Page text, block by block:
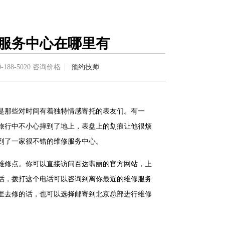
务中心在哪里有
188-5020咨询价格 预约技师
些对时间有着独特情感寄托的表友们。有一
中不小心摔到了地上，表盘上的划痕让他很烦
一家很不错的维修服务中心。
点。你可以直接访问百达翡丽的官方网站，上
拨打这个电话可以咨询到离你最近的维修服务
修的话，也可以选择邮寄到北京总部进行维修